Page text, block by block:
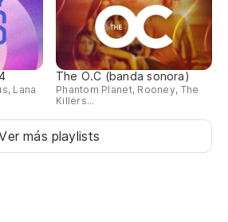
Lana
The O.C (banda sonora)
Phantom Planet, Rooney, The
Killers...
más playlists